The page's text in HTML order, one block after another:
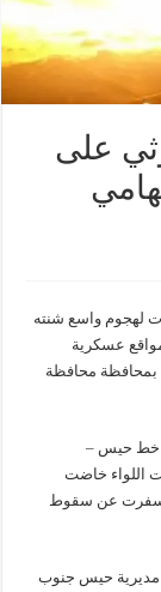
على
لهجوم واسع شنته
عسكرية
بمحافظة محافظة
خط حيس –
اللواء خاضت
أسفرت عن سقوط
مديرية حيس جنوب